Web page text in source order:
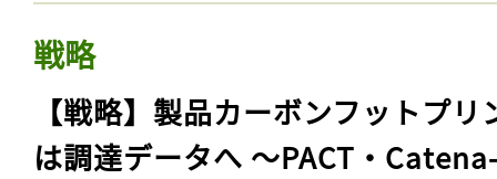
戦略
【戦略】製品カーボンフットプリ
は調達データへ 〜PACT・